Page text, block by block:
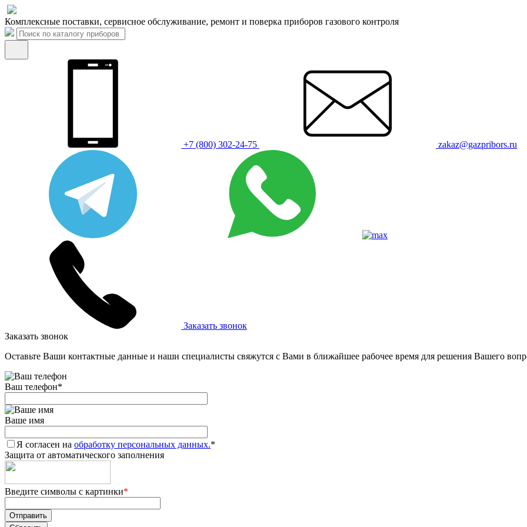
Комплексные поставки, сервисное обслуживание, ремонт и поверка приборов газового контроля
+7 (800) 302-24-75 zakaz@gazpribors.ru
Заказать звонок
Заказать звонок
Оставьте Ваши контактные данные и наши специалисты свяжутся с Вами в ближайшее рабочее время для решения Вашего
Ваш телефон*
Ваше имя
Я согласен на обработку персональных данных.*
Защита от автоматического заполнения
Введите символы с картинки*